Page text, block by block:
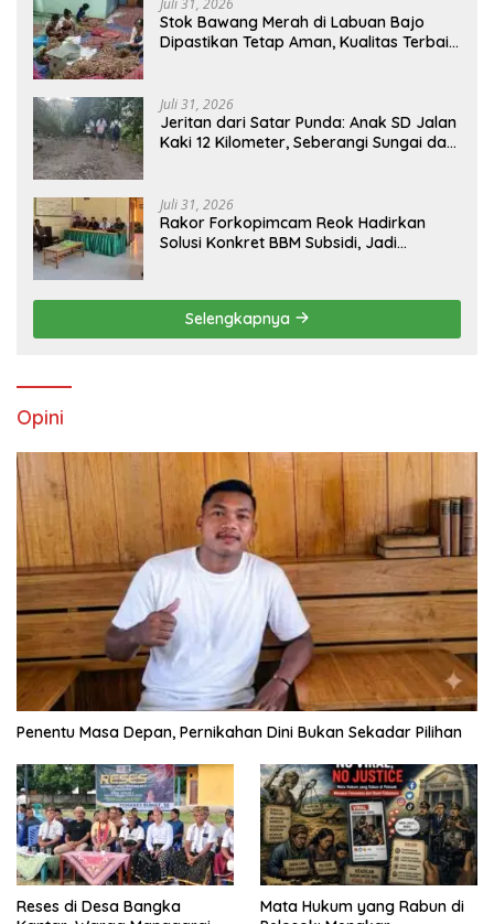
Stok Bawang Merah di Labuan Bajo
Dipastikan Tetap Aman, Kualitas Terbaik
Juli 31, 2026
Jeritan dari Satar Punda: Anak SD Jalan
Kaki 12 Kilometer, Seberangi Sungai dan
Juli 31, 2026
Rakor Forkopimcam Reok Hadirkan
Solusi Konkret BBM Subsidi, Jadi
Selengkapnya
Opini
Penentu Masa Depan, Pernikahan Dini Bukan Sekadar Pilihan
Reses di Desa Bangka
Mata Hukum yang Rabun di